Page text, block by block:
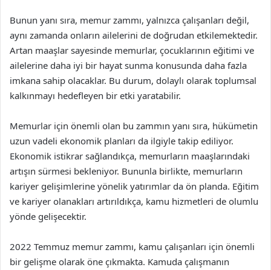
Bunun yanı sıra, memur zammı, yalnızca çalışanları değil,
aynı zamanda onların ailelerini de doğrudan etkilemektedir.
Artan maaşlar sayesinde memurlar, çocuklarının eğitimi ve
ailelerine daha iyi bir hayat sunma konusunda daha fazla
imkana sahip olacaklar. Bu durum, dolaylı olarak toplumsal
kalkınmayı hedefleyen bir etki yaratabilir.
Memurlar için önemli olan bu zammın yanı sıra, hükümetin
uzun vadeli ekonomik planları da ilgiyle takip ediliyor.
Ekonomik istikrar sağlandıkça, memurların maaşlarındaki
artışın sürmesi bekleniyor. Bununla birlikte, memurların
kariyer gelişimlerine yönelik yatırımlar da ön planda. Eğitim
ve kariyer olanakları artırıldıkça, kamu hizmetleri de olumlu
yönde gelişecektir.
2022 Temmuz memur zammı, kamu çalışanları için önemli
bir gelişme olarak öne çıkmakta. Kamuda çalışmanın